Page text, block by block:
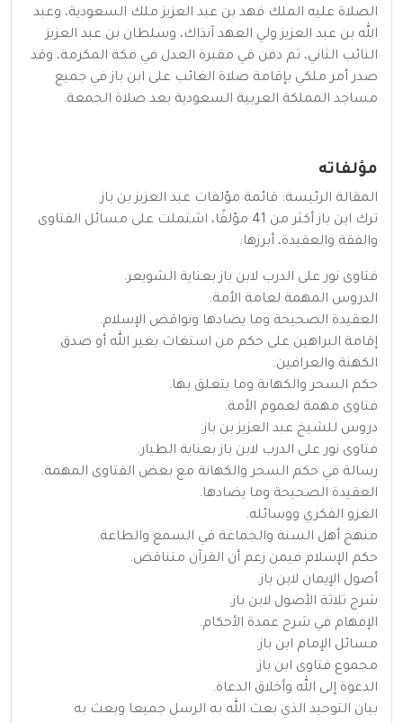
الصلاة عليه الملك فهد بن عبد العزيز ملك السعودية، وعبد
الله بن عبد العزيز ولي العهد آنذاك، وسلطان بن عبد العزيز
النائب الثاني، ثم دفن في مقبرة العدل في مكة المكرمة، وقد
صدر أمر ملكي بإقامة صلاة الغائب على ابن باز في جميع
مساجد المملكة العربية السعودية بعد صلاة الجمعة.
مؤلفاته
المقالة الرئيسة: قائمة مؤلفات عبد العزيز بن باز
ترك ابن باز أكثر من 41 مؤلفًا، اشتملت على مسائل الفتاوى
والفقة والعقيدة، أبرزها:
فتاوى نور على الدرب لابن باز بعناية الشويعر.
الدروس المهمة لعامة الأمة.
العقيدة الصحيحة وما يضادها ونواقض الإسلام.
إقامة البراهين على حكم من استغاث بغير الله أو صدق
الكهنة والعرافين.
حكم السحر والكهانة وما يتعلق بها.
فتاوى مهمة لعموم الأمة.
دروس للشيخ عبد العزيز بن باز.
فتاوى نور على الدرب لابن باز بعناية الطيار.
رسالة في حكم السحر والكهانة مع بعض الفتاوى المهمة.
العقيدة الصحيحة وما يضادها.
الغزو الفكري ووسائله.
منهج أهل السنة والجماعة في السمع والطاعة.
حكم الإسلام فيمن زعم أن القرآن متناقض.
أصول الإيمان لابن باز.
شرح ثلاثة الأصول لابن باز.
الإفهام في شرح عمدة الأحكام.
مسائل الإمام ابن باز.
مجموع فتاوى ابن باز.
الدعوة إلى الله وأخلاق الدعاة.
بيان التوحيد الذي بعث الله به الرسل جميعا وبعث به